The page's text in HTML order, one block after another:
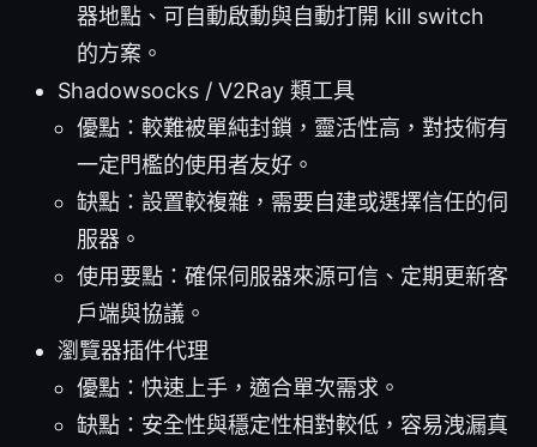
器地點、可自動啟動與自動打開 kill switch
的方案。
Shadowsocks / V2Ray 類工具
優點：較難被單純封鎖，靈活性高，對技術有
一定門檻的使用者友好。
缺點：設置較複雜，需要自建或選擇信任的伺
服器。
使用要點：確保伺服器來源可信、定期更新客
戶端與協議。
瀏覽器插件代理
優點：快速上手，適合單次需求。
缺點：安全性與穩定性相對較低，容易洩漏真